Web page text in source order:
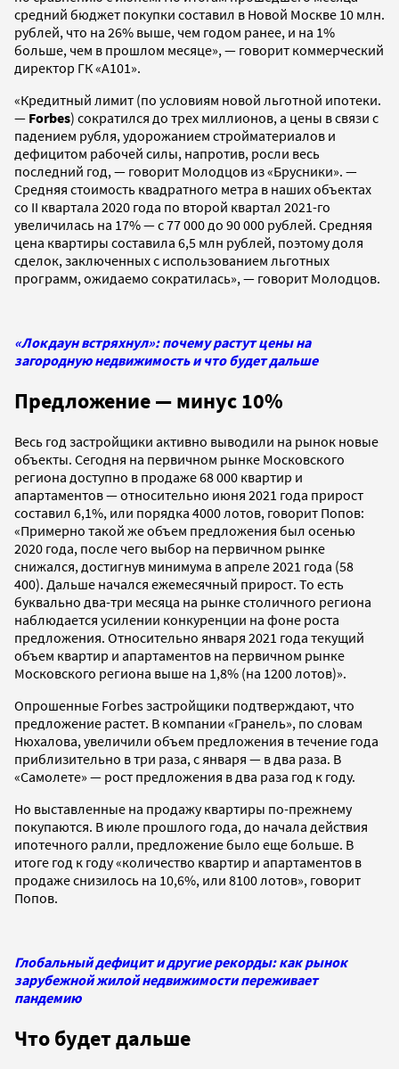
средний бюджет покупки составил в Новой Москве 10 млн.
рублей, что на 26% выше, чем годом ранее, и на 1%
больше, чем в прошлом месяце», — говорит коммерческий
директор ГК «А101».
«Кредитный лимит (по условиям новой льготной ипотеки.
— Forbes) сократился до трех миллионов, а цены в связи с
падением рубля, удорожанием стройматериалов и
дефицитом рабочей силы, напротив, росли весь
последний год, — говорит Молодцов из «Брусники». —
Средняя стоимость квадратного метра в наших объектах
со II квартала 2020 года по второй квартал 2021-го
увеличилась на 17% — с 77 000 до 90 000 рублей. Средняя
цена квартиры составила 6,5 млн рублей, поэтому доля
сделок, заключенных с использованием льготных
программ, ожидаемо сократилась», — говорит Молодцов.
«Локдаун встряхнул»: почему растут цены на
загородную недвижимость и что будет дальше
Предложение — минус 10%
Весь год застройщики активно выводили на рынок новые
объекты. Сегодня на первичном рынке Московского
региона доступно в продаже 68 000 квартир и
апартаментов — относительно июня 2021 года прирост
составил 6,1%, или порядка 4000 лотов, говорит Попов:
«Примерно такой же объем предложения был осенью
2020 года, после чего выбор на первичном рынке
снижался, достигнув минимума в апреле 2021 года (58
400). Дальше начался ежемесячный прирост. То есть
буквально два-три месяца на рынке столичного региона
наблюдается усилении конкуренции на фоне роста
предложения. Относительно января 2021 года текущий
объем квартир и апартаментов на первичном рынке
Московского региона выше на 1,8% (на 1200 лотов)».
Опрошенные Forbes застройщики подтверждают, что
предложение растет. В компании «Гранель», по словам
Нюхалова, увеличили объем предложения в течение года
приблизительно в три раза, с января — в два раза. В
«Самолете» — рост предложения в два раза год к году.
Но выставленные на продажу квартиры по-прежнему
покупаются. В июле прошлого года, до начала действия
ипотечного ралли, предложение было еще больше. В
итоге год к году «количество квартир и апартаментов в
продаже снизилось на 10,6%, или 8100 лотов», говорит
Попов.
Глобальный дефицит и другие рекорды: как рынок
зарубежной жилой недвижимости переживает
пандемию
Что будет дальше